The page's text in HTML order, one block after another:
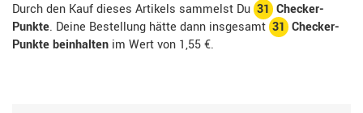
Durch den Kauf dieses Artikels sammelst Du 31 Checker-
Punkte. Deine Bestellung hätte dann insgesamt 31 Checker-
Punkte beinhalten im Wert von 1,55 €.